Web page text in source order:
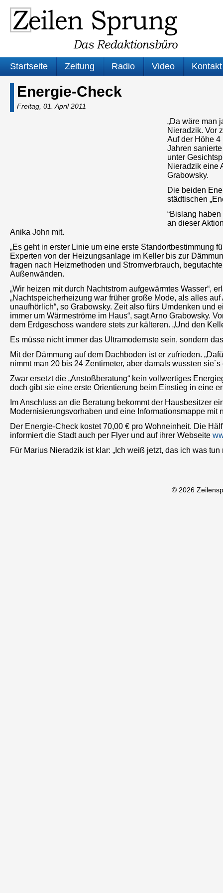
Startseite Zeitung Radio Video Kontakt
Energie-Check
Freitag, 01. April 2011
„Da wäre man
Nieradzik. Vor
Auf der Höhe 4
Jahren
unter
Nieradzik eine
Grabowsky.
Die beiden
städtischen
“Bislang
an dieser
Anika John mit.
„Es geht in erster Linie um eine erste Standortbestimmung
Experten von der Heizungsanlage im Keller bis zur
fragen nach Heizmethoden und Stromverbrauch,
Außenwänden.
„Wir heizen mit durch Nachtstrom aufgewärmtes Wasser“,
„Nachtspeicherheizung war früher große Mode, als alles
unaufhörlich“, so Grabowsky. Zeit also fürs Umdenken
immer um Wärmeströme im Haus“, sagt Arno Grabowsky.
dem Erdgeschoss wandere stets zur kälteren. „Und den
Es müsse nicht immer das Ultramodernste sein, sondern
Mit der Dämmung auf dem Dachboden ist er zufrieden.
nimmt man 20 bis 24 Zentimeter, aber damals wussten
Zwar ersetzt die „Anstoßberatung“ kein vollwertiges
doch gibt sie eine erste Orientierung beim Einstieg in eine
Im Anschluss an die Beratung bekommt der Hausbesitzer
Modernisierungsvorhaben und eine Informationsmappe mit
Der Energie-Check kostet 70,00 € pro Wohneinheit. Die
informiert die Stadt auch per Flyer und auf ihrer Webseite
Für Marius Nieradzik ist klar: „Ich weiß jetzt, das ich was
© 2026